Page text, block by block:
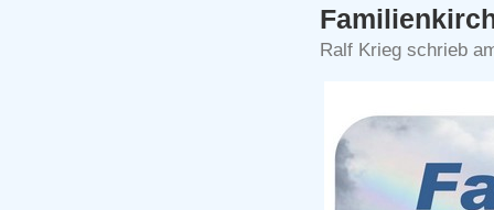
Ralf Krieg schrieb